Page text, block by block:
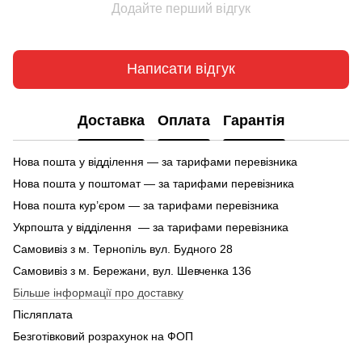
Додайте перший відгук
Написати відгук
Доставка Оплата Гарантія
Нова пошта у відділення — за тарифами перевізника
Нова пошта у поштомат — за тарифами перевізника
Нова пошта кур’єром — за тарифами перевізника
Укрпошта у відділення — за тарифами перевізника
Самовивіз з м. Тернопіль вул. Будного 28
Самовивіз з м. Бережани, вул. Шевченка 136
Більше інформації про доставку
Післяплата
Безготівковий розрахунок на ФОП